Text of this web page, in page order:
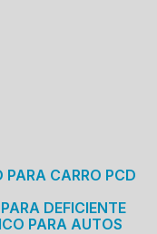
PARA CARRO PCD
DEFICIENTE
PARA AUTOS